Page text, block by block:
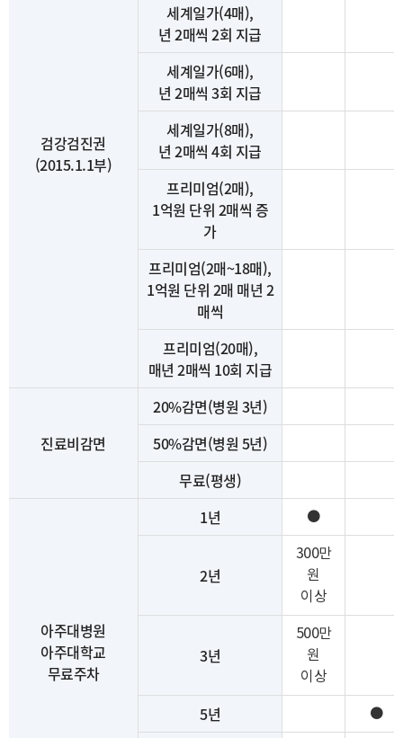
검강검진권
(2015.1.1부)
세계일가(4매),
년 2매씩 2회 지급
세계일가(6매),
년 2매씩 3회 지급
세계일가(8매),
년 2매씩 4회 지급
프리미엄(2매),
1억원 단위 2매씩 증
가
프리미엄(2매~18매),
1억원 단위 2매 매년 2
매씩
프리미엄(20매),
매년 2매씩 10회 지급
진료비감면
20%감면(병원 3년)
50%감면(병원 5년)
무료(평생)
아주대병원
아주대학교
무료주차
1년 ⚫
2년
300만
원
이상
3년
500만
원
이상
5년 ⚫